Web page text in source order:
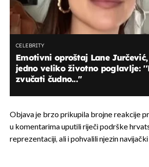
CELEBRITY
Emotivni oproštaj Lane
jedno veliko životno poglavlje:
zvučati čudno...''
Objava je brzo prikupila brojne reakcije
u komentarima uputili riječi podrške
reprezentaciji, ali i pohvalili njezin